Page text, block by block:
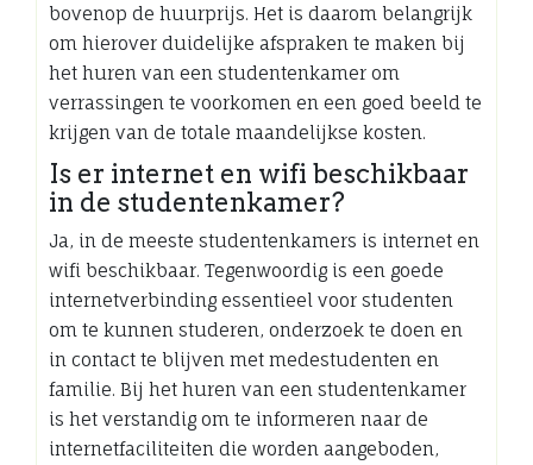
bovenop de huurprijs. Het is daarom belangrijk
om hierover duidelijke afspraken te maken bij
het huren van een studentenkamer om
verrassingen te voorkomen en een goed beeld te
krijgen van de totale maandelijkse kosten.
Is er internet en wifi beschikbaar
in de studentenkamer?
Ja, in de meeste studentenkamers is internet en
wifi beschikbaar. Tegenwoordig is een goede
internetverbinding essentieel voor studenten
om te kunnen studeren, onderzoek te doen en
in contact te blijven met medestudenten en
familie. Bij het huren van een studentenkamer
is het verstandig om te informeren naar de
internetfaciliteiten die worden aangeboden,